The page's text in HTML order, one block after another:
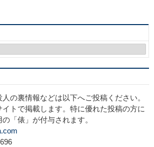
の裏情報などは以下へご投稿ください。
トで掲載します。特に優れた投稿の方に
「俵」が付与されます。